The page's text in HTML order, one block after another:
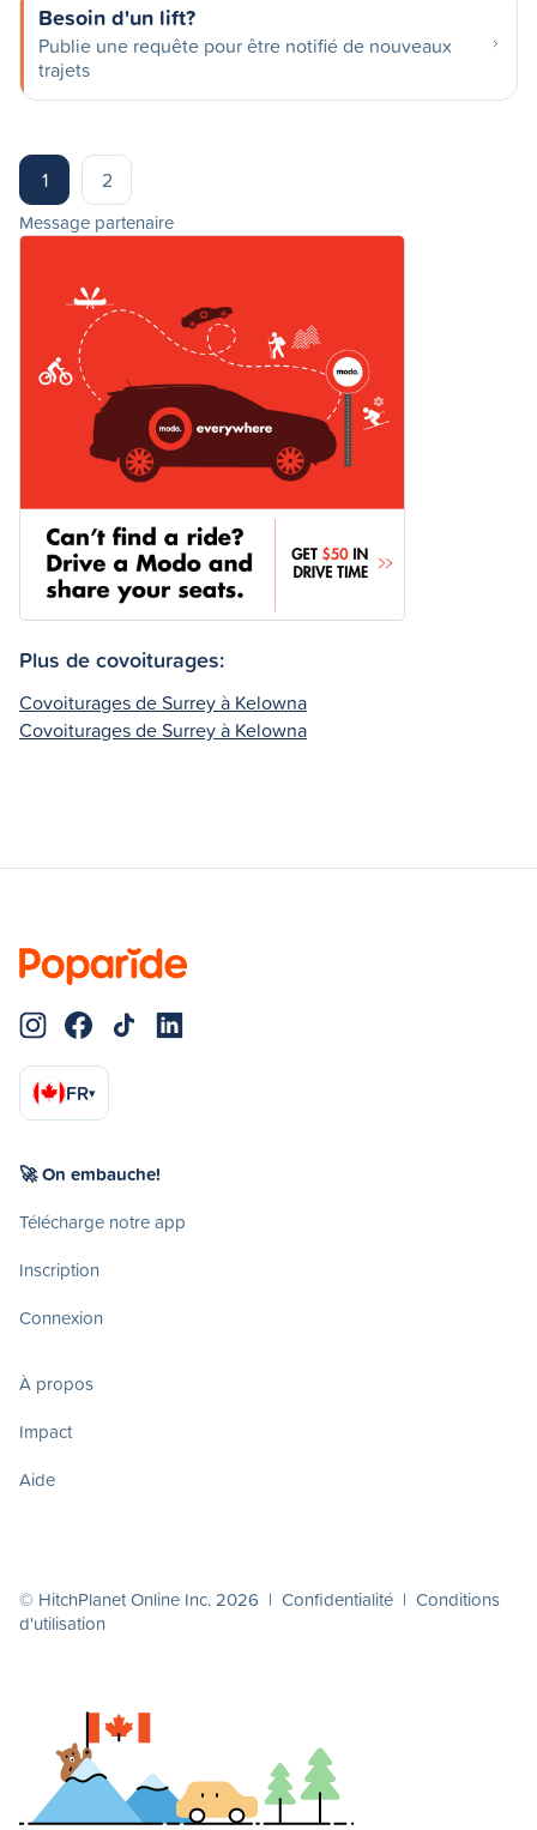
Besoin d'un lift?
Publie une requête pour être notifié de nouveaux
trajets
1 2
Message partenaire
Plus de covoiturages:
Covoiturages de Surrey à Kelowna
Covoiturages de Surrey à Kelowna
FR▾
🚀 On embauche!
Télécharge notre app
Inscription
Connexion
À propos
Impact
Aide
© HitchPlanet Online Inc. 2026 | Confidentialité | Conditions
d'utilisation